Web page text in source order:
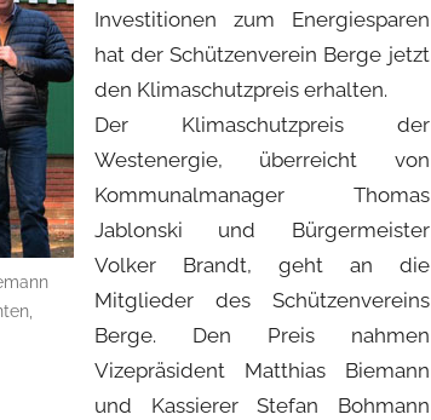
Investitionen zum Energiesparen
hat der Schützenverein Berge jetzt
den Klimaschutzpreis erhalten.
Der Klimaschutzpreis der
Westenergie, überreicht von
Kommunalmanager Thomas
Jablonski und Bürgermeister
Volker Brandt, geht an die
Mitglieder des Schützenvereins
Berge. Den Preis nahmen
Vizepräsident Matthias Biemann
und Kassierer Stefan Bohmann